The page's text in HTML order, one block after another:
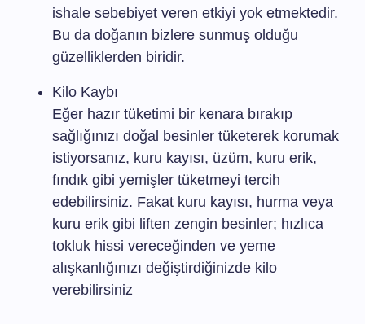
ishale sebebiyet veren etkiyi yok etmektedir.
Bu da doğanın bizlere sunmuş olduğu
güzelliklerden biridir.
Kilo Kaybı
Eğer hazır tüketimi bir kenara bırakıp
sağlığınızı doğal besinler tüketerek korumak
istiyorsanız, kuru kayısı, üzüm, kuru erik,
fındık gibi yemişler tüketmeyi tercih
edebilirsiniz. Fakat kuru kayısı, hurma veya
kuru erik gibi liften zengin besinler; hızlıca
tokluk hissi vereceğinden ve yeme
alışkanlığınızı değiştirdiğinizde kilo
verebilirsiniz